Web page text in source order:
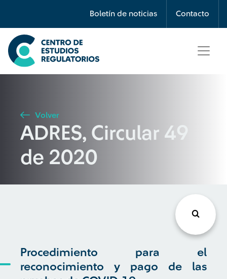
Boletín de noticias Contacto
Búsqueda
Seleccione país
Buscar
Volver
ADRES, Circular 49
de 2020
Procedimiento para el
reconocimiento y pago de las